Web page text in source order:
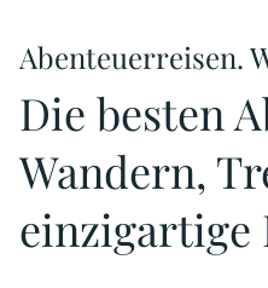
Abenteuerreisen.
Die besten
Wandern,
einzigartige